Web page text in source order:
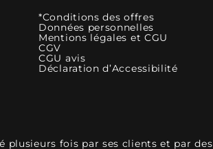
*Conditions des offres
Données personnelles
Mentions légales et CGU
CGV
CGU avis
Déclaration d’Accessibilité
plusieurs fois par ses clients et par des